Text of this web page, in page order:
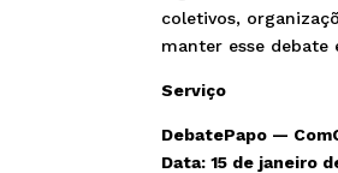
coletivos,
manter esse
Serviço
DebatePapo —
Data: 15 de janeiro